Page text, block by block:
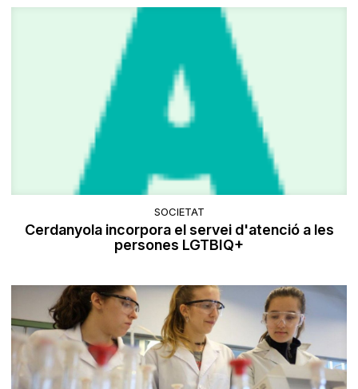
SOCIETAT
Cerdanyola incorpora el servei d'atenció a les
persones LGTBIQ+